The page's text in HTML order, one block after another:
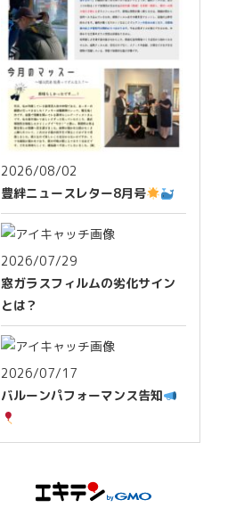
2026/08/02
豊絆ニュースレター8月号
2026/07/29
窓ガラスフィルムの劣化サイン
とは？
2026/07/17
バルーンパフォーマンス告知